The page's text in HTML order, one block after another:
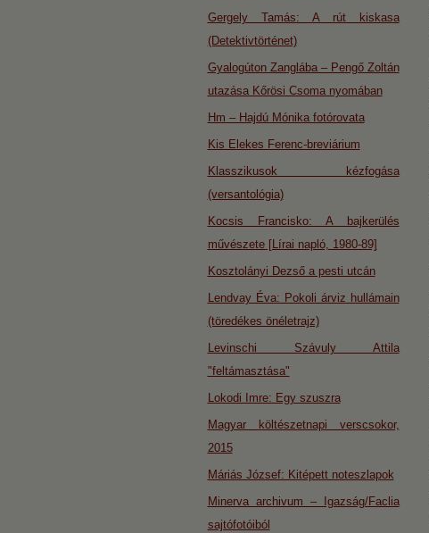
Gergely Tamás: A rút kiskasa
(Detektivtörténet)
Gyalogúton Zanglába – Pengő Zoltán
utazása Kőrösi Csoma nyomában
Hm – Hajdú Mónika fotórovata
Kis Elekes Ferenc-breviárium
Klasszikusok kézfogása
(versantológia)
Kocsis Francisko: A bajkerülés
művészete [Lírai napló, 1980-89]
Kosztolányi Dezső a pesti utcán
Lendvay Éva: Pokoli árviz hullámain
(töredékes önéletrajz)
Levinschi Szávuly Attila
"feltámasztása"
Lokodi Imre: Egy szuszra
Magyar költészetnapi verscsokor,
2015
Máriás József: Kitépett noteszlapok
Minerva archivum – Igazság/Faclia
sajtófotóiból